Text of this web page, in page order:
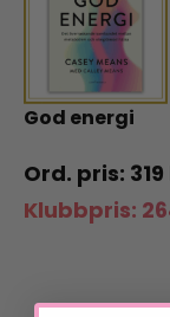
God energi
319
Klubbpris: